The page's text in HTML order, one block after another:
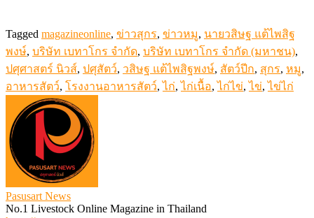
Tagged magazineonline, ข่าวสุกร, ข่าวหมู, นายวสิษฐ แต้ไพสิฐ
พงษ์, บริษัท เบทาโกร จำกัด, บริษัท เบทาโกร จำกัด (มหาชน),
ปศุศาสตร์ นิวส์, ปศุสัตว์, วสิษฐ แต้ไพสิฐพงษ์, สัตว์ปีก, สุกร, หมู,
อาหารสัตว์, โรงงานอาหารสัตว์,ไก่,ไก่เนื้อ,ไก่ไข่,ไข่,ไข่ไก่
Pasusart News
No.1 Livestock Online Magazine in Thailand